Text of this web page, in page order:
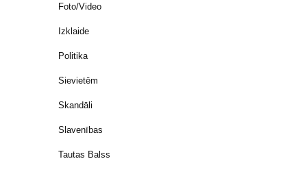
Foto/Video
Izklaide
Politika
Sievietēm
Skandāli
Slavenības
Tautas Balss